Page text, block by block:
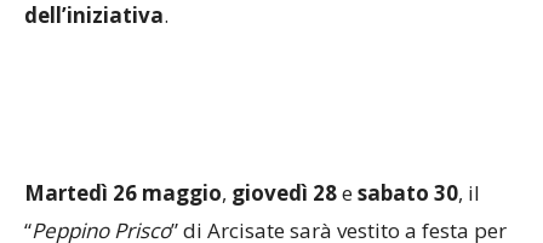
dell’iniziativa.
“Peppino Prisco” di Arcisate sarà vestito a festa per